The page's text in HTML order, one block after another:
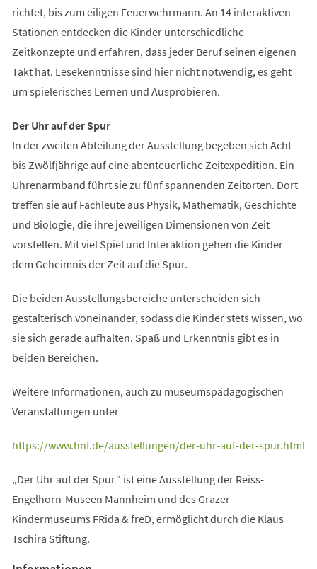
richtet, bis zum eiligen Feuerwehrmann. An 14 interaktiven
Stationen entdecken die Kinder unterschiedliche
Zeitkonzepte und erfahren, dass jeder Beruf seinen eigenen
Takt hat. Lesekenntnisse sind hier nicht notwendig, es geht
um spielerisches Lernen und Ausprobieren.
Der Uhr auf der Spur
In der zweiten Abteilung der Ausstellung begeben sich Acht-
bis Zwölfjährige auf eine abenteuerliche Zeitexpedition. Ein
Uhrenarmband führt sie zu fünf spannenden Zeitorten. Dort
treffen sie auf Fachleute aus Physik, Mathematik, Geschichte
und Biologie, die ihre jeweiligen Dimensionen von Zeit
vorstellen. Mit viel Spiel und Interaktion gehen die Kinder
dem Geheimnis der Zeit auf die Spur.
Die beiden Ausstellungsbereiche unterscheiden sich
gestalterisch voneinander, sodass die Kinder stets wissen, wo
sie sich gerade aufhalten. Spaß und Erkenntnis gibt es in
beiden Bereichen.
Weitere Informationen, auch zu museumspädagogischen
Veranstaltungen unter
https://www.hnf.de/ausstellungen/der-uhr-auf-der-spur.html
(Öffnet
einem
neuen
Tab)
„Der Uhr auf der Spur“ ist eine Ausstellung der Reiss-
Engelhorn-Museen Mannheim und des Grazer
Kindermuseums FRida & freD, ermöglicht durch die Klaus
Tschira Stiftung.